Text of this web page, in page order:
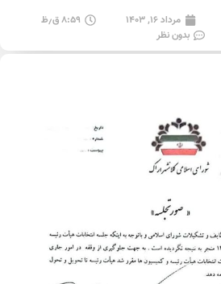
مرداد ۱۶, ۱۴۰۳
۸:۵۹ ق٫ظ
بدون نظر